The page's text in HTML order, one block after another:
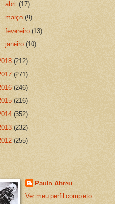
abril(17)
março(9)
fevereiro(13)
janeiro(10)
(212)
(271)
(246)
(216)
(352)
(232)
(255)
Paulo Abreu
Ver meu perfil completo